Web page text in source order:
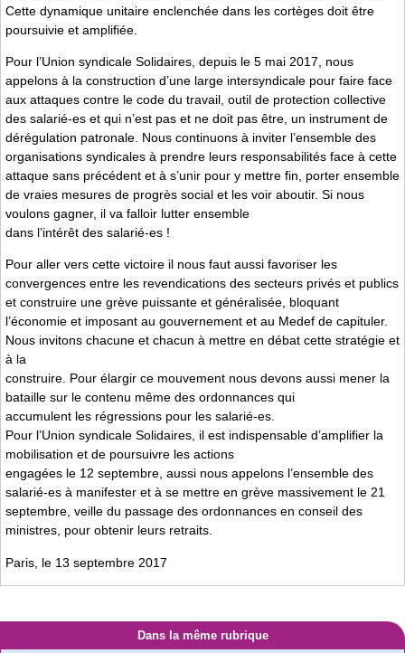
Cette dynamique unitaire enclenchée dans les cortèges doit être
poursuivie et amplifiée.
Pour l’Union syndicale Solidaires, depuis le 5 mai 2017, nous
appelons à la construction d’une large intersyndicale pour faire face
aux attaques contre le code du travail, outil de protection collective
des salarié-es et qui n’est pas et ne doit pas être, un instrument de
dérégulation patronale. Nous continuons à inviter l’ensemble des
organisations syndicales à prendre leurs responsabilités face à cette
attaque sans précédent et à s’unir pour y mettre fin, porter ensemble
de vraies mesures de progrès social et les voir aboutir. Si nous
voulons gagner, il va falloir lutter ensemble
dans l’intérêt des salarié-es !
Pour aller vers cette victoire il nous faut aussi favoriser les
convergences entre les revendications des secteurs privés et publics
et construire une grève puissante et généralisée, bloquant
l’économie et imposant au gouvernement et au Medef de capituler.
Nous invitons chacune et chacun à mettre en débat cette stratégie et
à la
construire. Pour élargir ce mouvement nous devons aussi mener la
bataille sur le contenu même des ordonnances qui
accumulent les régressions pour les salarié-es.
Pour l’Union syndicale Solidaires, il est indispensable d’amplifier la
mobilisation et de poursuivre les actions
engagées le 12 septembre, aussi nous appelons l’ensemble des
salarié-es à manifester et à se mettre en grève massivement le 21
septembre, veille du passage des ordonnances en conseil des
ministres, pour obtenir leurs retraits.
Paris, le 13 septembre 2017
Dans la même rubrique